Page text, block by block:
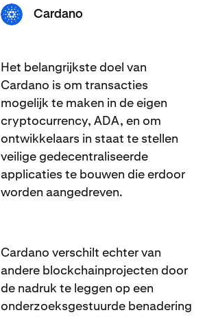
ADA Cardano
Het belangrijkste doel van
Cardano is om transacties
mogelijk te maken in de eigen
cryptocurrency, ADA, en om
ontwikkelaars in staat te stellen
veilige gedecentraliseerde
applicaties te bouwen die erdoor
worden aangedreven.
Cardano verschilt echter van
andere blockchainprojecten door
de nadruk te leggen op een
onderzoeksgestuurde benadering